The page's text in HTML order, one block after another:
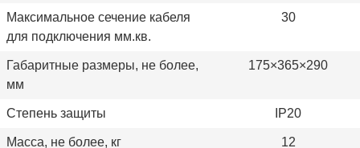
Максимальное сечение кабеля
для подключения мм.кв.
30
Габаритные размеры, не более,
мм
175×365×290
Степень защиты IP20
Масса, не более, кг 12